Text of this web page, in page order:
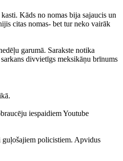
Kāds no nomas bija sajaucis un
citas nomas- bet tur neko vairāk
garumā. Sarakste notika
divvietīgs meksikāņu brīnums
iespaidiem Youtube
guļošajiem policistiem. Apvidus